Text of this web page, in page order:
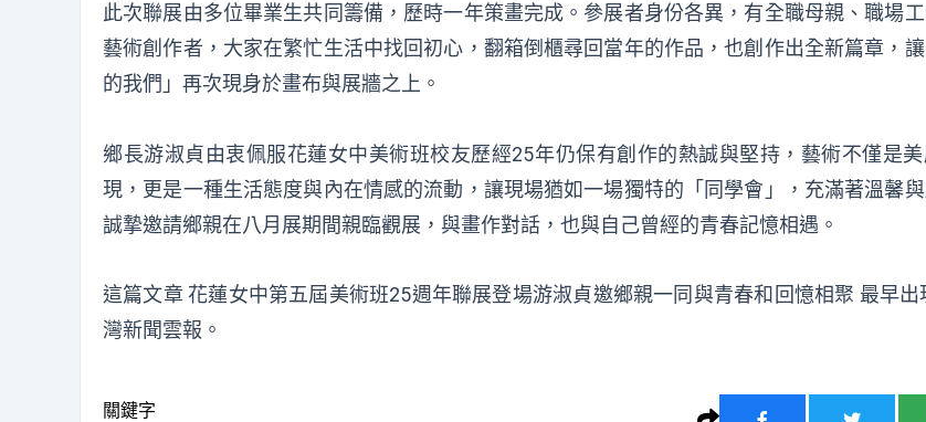
此次聯展由多位畢業生共同籌備，歷時一年策畫完成。參展者身份各異，有全職母親、職場工
藝術創作者，大家在繁忙生活中找回初心，翻箱倒櫃尋回當年的作品，也創作出全新篇章，
的我們」再次現身於畫布與展牆之上。
鄉長游淑貞由衷佩服花蓮女中美術班校友歷經25年仍保有創作的熱誠與堅持，藝術不僅是
現，更是一種生活態度與內在情感的流動，讓現場猶如一場獨特的「同學會」，充滿著溫馨與
誠摯邀請鄉親在八月展期間親臨觀展，與畫作對話，也與自己曾經的青春記憶相遇。
這篇文章花蓮女中第五屆美術班25週年聯展登場游淑貞邀鄉親一同與青春和回憶相聚 最早出
灣新聞雲報 。
關鍵字